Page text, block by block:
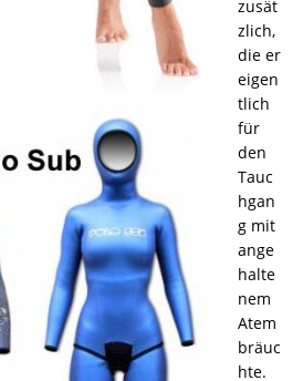
zusät
zlich,
die er
eigen
tlich
für
den
Tauc
hgan
g mit
ange
halte
nem
Atem
bräuc
hte.